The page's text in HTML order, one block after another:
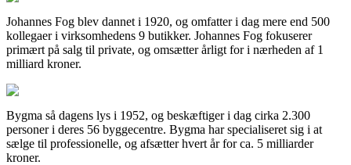
Johannes Fog blev dannet i 1920, og omfatter i dag mere end 500
kollegaer i virksomhedens 9 butikker. Johannes Fog fokuserer
primært på salg til private, og omsætter årligt for i nærheden af 1
milliard kroner.
Bygma så dagens lys i 1952, og beskæftiger i dag cirka 2.300
personer i deres 56 byggecentre. Bygma har specialiseret sig i at
sælge til professionelle, og afsætter hvert år for ca. 5 milliarder
kroner.